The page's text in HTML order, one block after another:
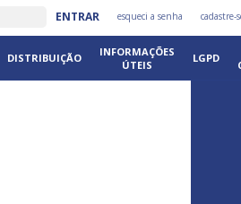
ENTRAR esqueci a senha cadastre-
DISTRIBUIÇÃO
INFORMAÇÕES
ÚTEIS
LGPD